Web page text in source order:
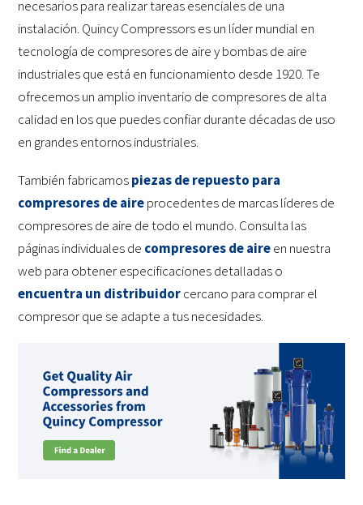
necesarios para realizar tareas esenciales de una
instalación. Quincy Compressors es un líder mundial en
tecnología de compresores de aire y bombas de aire
industriales que está en funcionamiento desde 1920. Te
ofrecemos un amplio inventario de compresores de alta
calidad en los que puedes confiar durante décadas de uso
en grandes entornos industriales.
También fabricamospiezas de repuesto para
compresores de aireprocedentes de marcas líderes de
compresores de aire de todo el mundo. Consulta las
páginas individuales de compresores de aireen nuestra
web para obtener especificaciones detalladas o
encuentra un distribuidorcercano para comprar el
compresor que se adapte a tus necesidades.